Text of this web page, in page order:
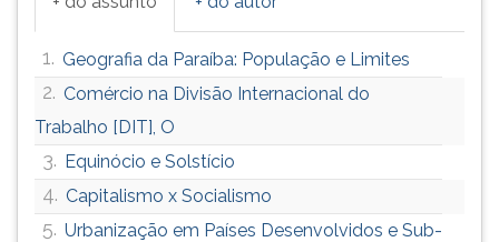
1. Geografia da Paraíba: População e Limites
2. Comércio na Divisão Internacional do
Trabalho [DIT], O
3. Equinócio e Solstício
4. Capitalismo x Socialismo
5. Urbanização em Países Desenvolvidos e Sub-